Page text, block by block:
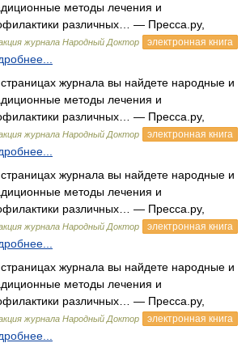
методы лечения и
различных… — Пресса.ру,
журнала Народный Доктор электронная книга
журнала вы найдете народные и
методы лечения и
различных… — Пресса.ру,
журнала Народный Доктор электронная книга
журнала вы найдете народные и
методы лечения и
различных… — Пресса.ру,
журнала Народный Доктор электронная книга
журнала вы найдете народные и
методы лечения и
различных… — Пресса.ру,
журнала Народный Доктор электронная книга